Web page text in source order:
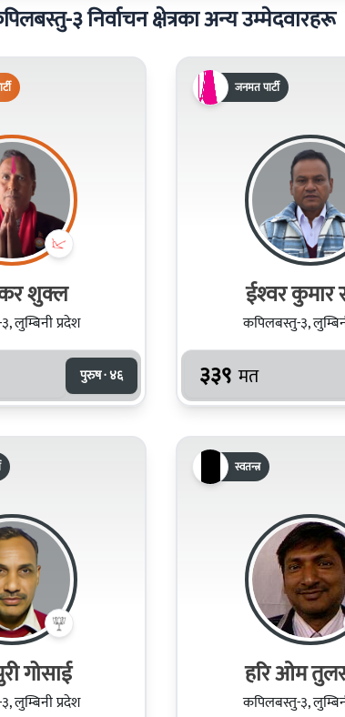
३ निर्वाचन क्षेत्रका अन्य उम्मेदवारहरू
शुक्ल
लुम्बिनी प्रदेश
पुरुष · ४६
जनमत पार्टी
ईश्‍वर कुमार
कपिलबस्तु-३,
३३९ मत
गोसाई
लुम्बिनी प्रदेश
स्वतन्त्र
हरि ओम
कपिलबस्तु-३,